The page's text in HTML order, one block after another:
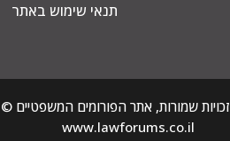
תנאי שימוש באתר
שמורות, אתר הפורומים המשפטיים ©
www.lawforums.co.il